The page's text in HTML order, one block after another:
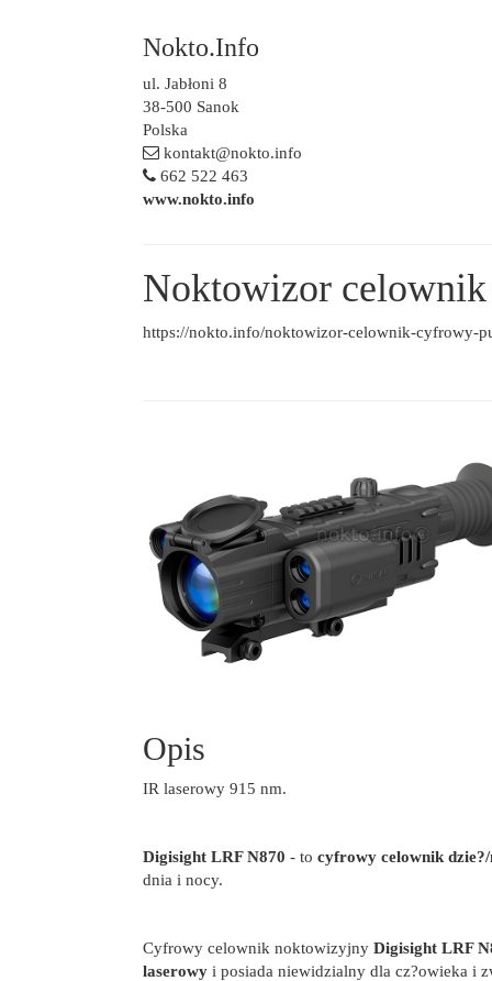
Nokto.Info
ul. Jabłoni 8
38-500 Sanok
Polska
kontakt@nokto.info
662 522 463
www.nokto.info
Noktowizor
https://nokto.info/noktowizor-celownik-cyfrowy-
Opis
IR laserowy 915 nm.
Digisight LRF N870 - to cyfrowy celownik dzie?/
dnia i nocy.
Cyfrowy celownik noktowizyjny Digisight LRF
laserowy i posiada niewidzialny dla cz?owieka i